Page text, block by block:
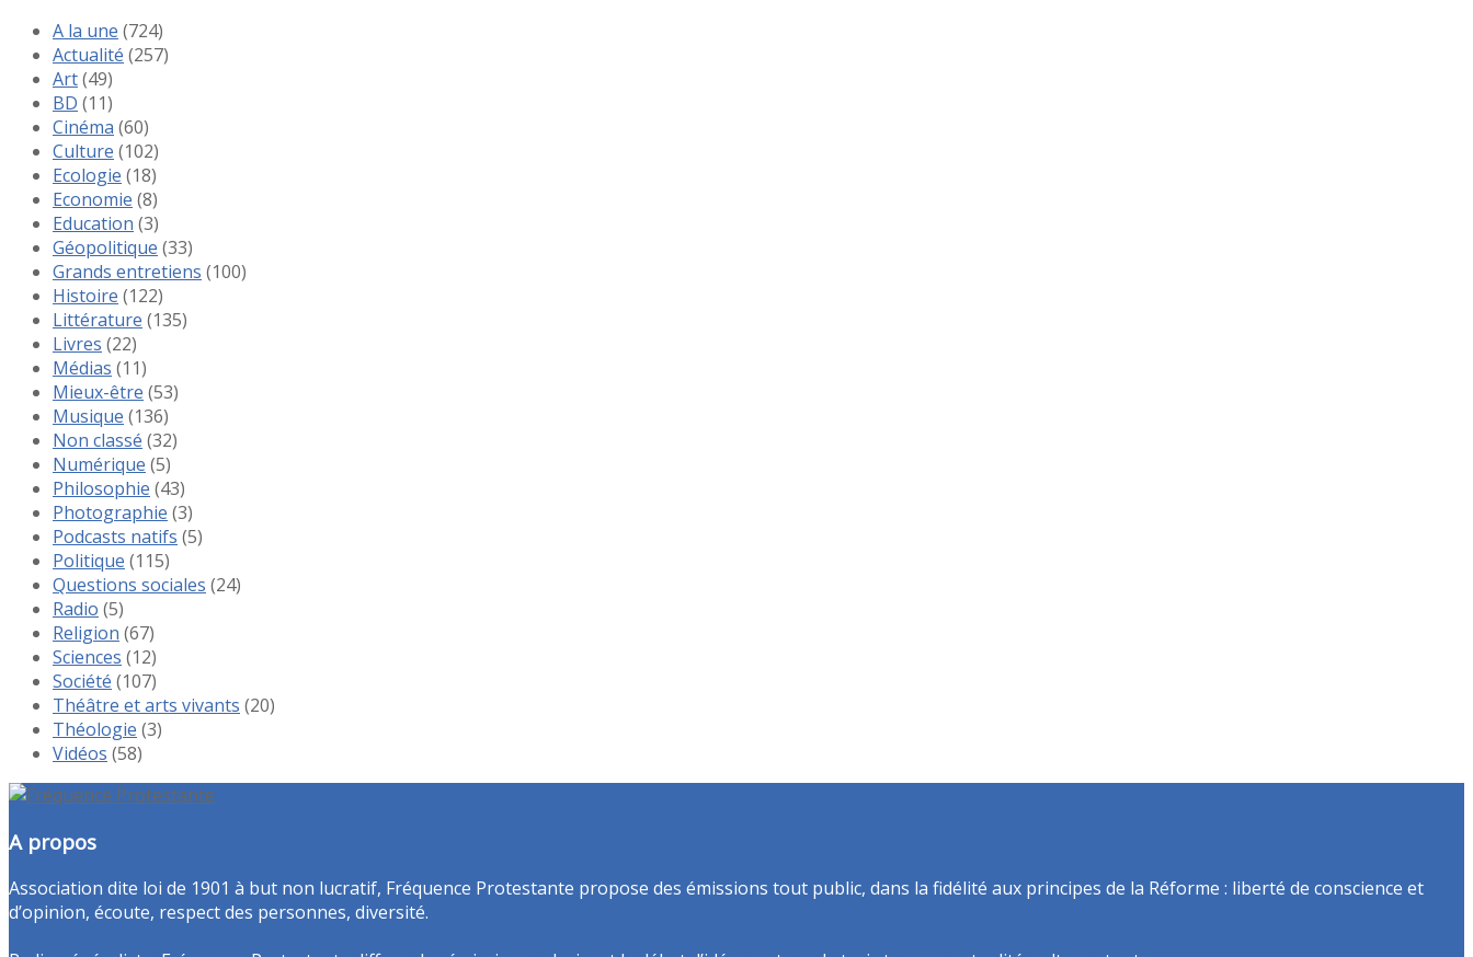
A la une (724)
Actualité (257)
Art(49)
BD (11)
Cinéma (60)
Culture (102)
Ecologie (18)
Economie (8)
Education (3)
Géopolitique (33)
Grands entretiens (100)
Histoire (122)
Littérature (135)
Livres (22)
Médias (11)
Mieux-être (53)
Musique (136)
Non classé (32)
Numérique (5)
Philosophie (43)
Photographie (3)
Podcasts natifs (5)
Politique (115)
Questions sociales (24)
Radio (5)
Religion (67)
Sciences (12)
Société (107)
Théâtre et arts vivants (20)
Théologie (3)
Vidéos (58)
A propos
Association dite loi de 1901 à but non lucratif, Fréquence Protestante propose des émissions tout public, dans la fidélité aux principes de la Réforme : liberté de conscience et
d’opinion, écoute, respect des personnes, diversité.